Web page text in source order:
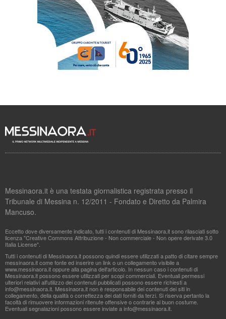
Messinaora.it è una testata giornalistica registrata presso il
Tribunale di Messina n. 12/2011 - Fondato e Diretto da Palmira
Mancuso.
Eccetto dove diversamente indicato, tutti i contenuti di Messinaora.it sono rilasciati sotto
licenza "Creative Commons Attribuzione - Non commerciale - Non opere derivate 3.0
Italia License".
Tutti i contenuti di Messinaora.it possono quindi essere utilizzati a patto di citare sempre
messinaora.it come fonte ed inserire un link o un collegamento visibile a
www.messinaora.it oppure alla pagina dell'articolo. In nessun caso i contenuti di
Messinaora.it possono essere utilizzati per scopi commerciali. Eventuali permessi
ulteriori relativi all'utilizzo dei contenuti pubblicati possono essere richiesti a
info@messinaora.it . Messinaora.it non è responsabile dei contenuti dei siti in
collegamento, della qualità o correttezza dei dati forniti da terzi. Si riserva pertanto la
facoltà di rimuovere informazioni ritenute offensive o contrarie al buon costume.
Eventuali segnalazioni possono essere inviate ainfo@messinaora.it